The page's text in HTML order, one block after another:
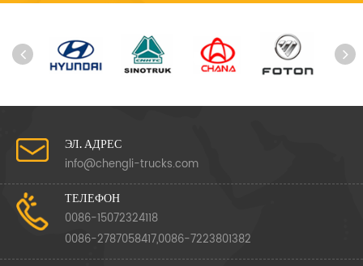
ЭЛ. АДРЕС
info@chengli-trucks.com
ТЕЛЕФОН
0086-15072324118
0086-2787058417,0086-7223801382